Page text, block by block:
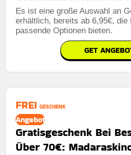
Es ist eine große Auswahl an
erhältlich, bereits ab 6,95€, die
passende Optionen bieten.
GET
FREI GESCHENK
Angebot
Gratisgeschenk Bei
Über 70€: